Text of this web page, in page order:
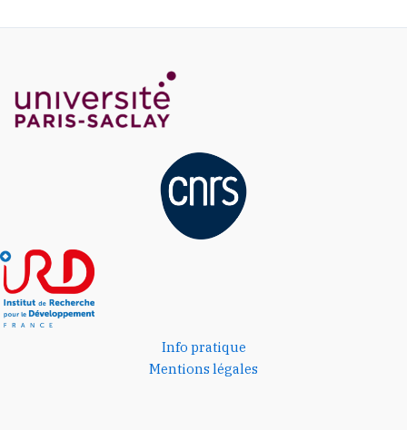
Info pratique
Mentions légales